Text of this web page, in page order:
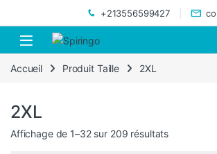
+213556599427
Accueil Produit Taille 2XL
2XL
Affichage de 1–32 sur 209 résultats